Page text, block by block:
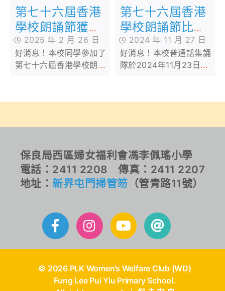
第七十六屆香港
學校朗誦節獲獎
喜訊
2025 年 2 月 26 日
好消息！本校同學參加了
第七十六屆香港學校朗誦
第七十六屆香港
學校朗誦節比賽
── 一、二年級
普通話詩詞集誦
2024 年 11 月 27 日
好消息！本校普通話集誦
隊於2024年11月23日
六屆香港學校朗誦節比賽
學一、二年級 ─ 男子/女
恭喜！恭喜！
保良局西區婦女福利會馮李佩瑤小學
電話：2411 2208 傳真：2411 2207
地址： 新界屯門掃管笏 （管青路11號）
© 2026 PLK Women’s Welfare Club (WD)
Fung Lee Pui Yiu Primary School.